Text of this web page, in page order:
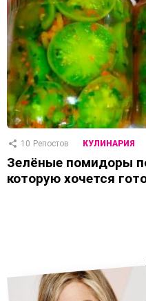
10 Репостов КУЛИНАРИЯ
Зелёные помидоры
которую хочется